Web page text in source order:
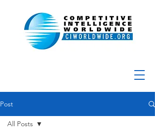
Post
All Posts